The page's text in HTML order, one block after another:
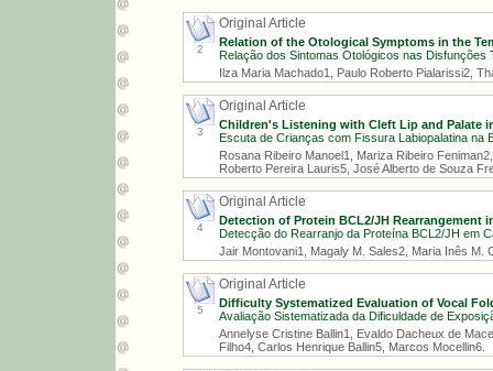
2
Original Article
Relation of the Otological Symptoms in the
Relação dos Sintomas Otológicos nas Disfunções
Ilza Maria Machado1, Paulo Roberto Pialarissi2,
3
Original Article
Children's Listening with Cleft Lip and Palate
Escuta de Crianças com Fissura Labiopalatina na
Rosana Ribeiro Manoel1, Mariza Ribeiro
Roberto Pereira Lauris5, José Alberto de Souza
4
Original Article
Detection of Protein BCL2/JH Rearrangement
Detecção do Rearranjo da Proteína BCL2/JH em
Jair Montovani1, Magaly M. Sales2, Maria Inês M.
5
Original Article
Difficulty Systematized Evaluation of Vocal
Avaliação Sistematizada da Dificuldade de
Annelyse Cristine Ballin1, Evaldo Dacheux de
Filho4, Carlos Henrique Ballin5, Marcos Mocellin6.